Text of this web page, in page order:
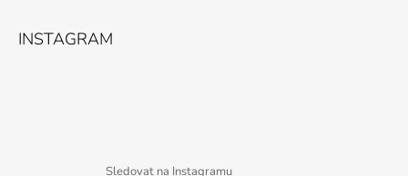
INSTAGRAM
Sledovat na Instagramu